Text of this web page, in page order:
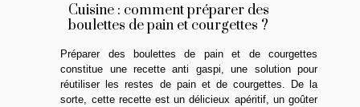
Cuisine : comment préparer des
boulettes de pain et courgettes ?
Préparer des boulettes de pain et de courgettes
constitue une recette anti gaspi, une solution pour
réutiliser les restes de pain et de courgettes. De la
sorte, cette recette est un délicieux apéritif, un goûter